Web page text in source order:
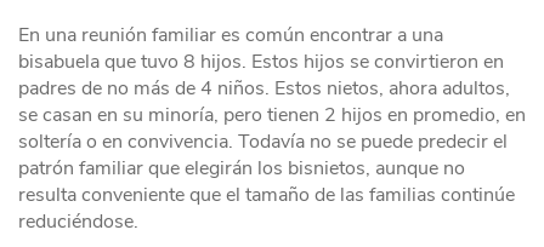
En una reunión familiar es común encontrar a una
bisabuela que tuvo 8 hijos. Estos hijos se convirtieron en
padres de no más de 4 niños. Estos nietos, ahora adultos,
se casan en su minoría, pero tienen 2 hijos en promedio, en
soltería o en convivencia. Todavía no se puede predecir el
patrón familiar que elegirán los bisnietos, aunque no
resulta conveniente que el tamaño de las familias continúe
reduciéndose.